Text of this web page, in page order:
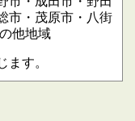
市・茂原市・八街
他地域
ます。